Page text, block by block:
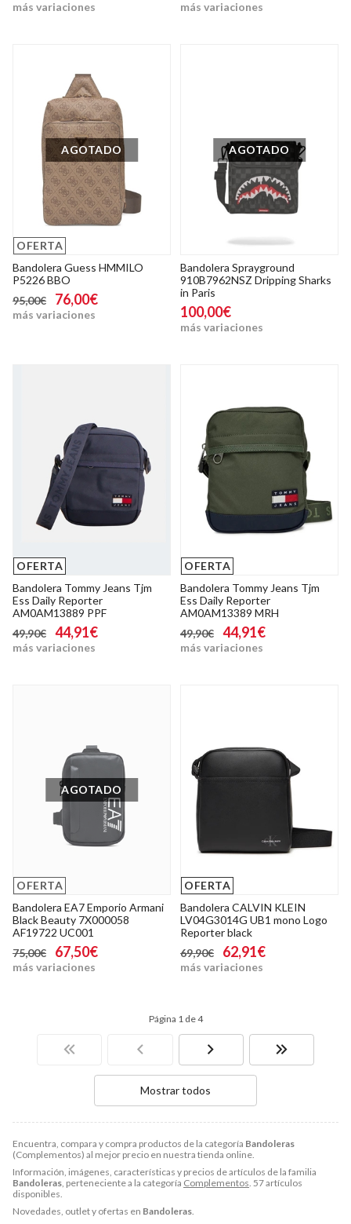
Encuentra, compara y compra productos de la categoría Bandoleras
(Complementos) al mejor precio en nuestra tienda online.
Información, imágenes, características y precios de artículos de la familia
Bandoleras, perteneciente a la categoría Complementos. 57 artículos
disponibles.
Novedades, outlet y ofertas en Bandoleras.
más variaciones más variaciones
OFERTA
AGOTADO
Bandolera Guess HMMILO
P5226 BBO
95,00€
76,00€
más variaciones
AGOTADO
Bandolera Sprayground
910B7962NSZ Dripping Sharks
in Paris
100,00€
más variaciones
OFERTA
Bandolera Tommy Jeans Tjm
Ess Daily Reporter
AM0AM13889 PPF
49,90€
44,91€
más variaciones
OFERTA
Bandolera Tommy Jeans Tjm
Ess Daily Reporter
AM0AM13389 MRH
49,90€
44,91€
más variaciones
OFERTA
AGOTADO
Bandolera EA7 Emporio Armani
Black Beauty 7X000058
AF19722 UC001
75,00€
67,50€
más variaciones
OFERTA
Bandolera CALVIN KLEIN
LV04G3014G UB1 mono Logo
Reporter black
69,90€
62,91€
más variaciones
Página 1 de 4
Mostrar todos